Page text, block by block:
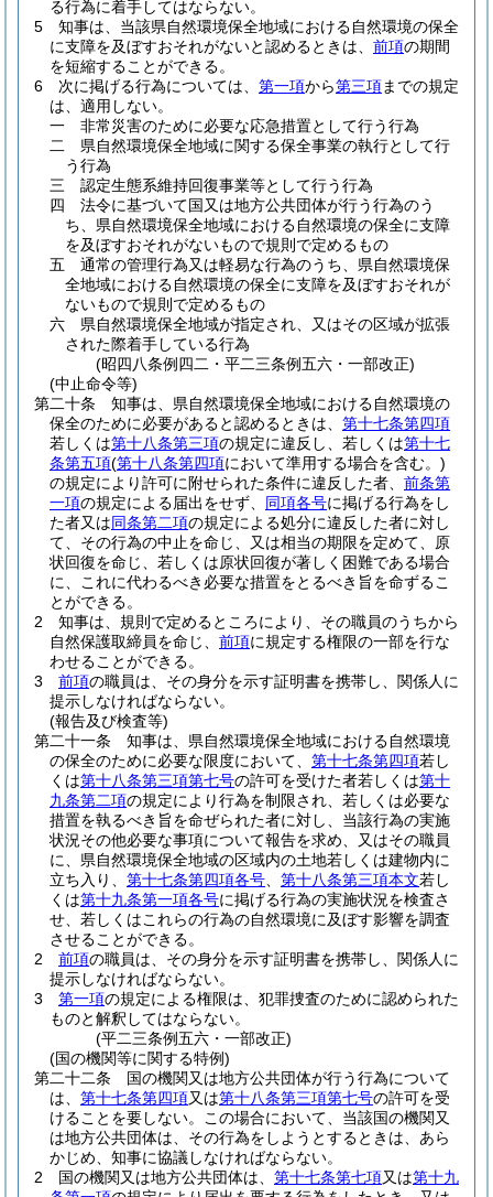
る行為に着手してはならない。
5
知事は、当該県自然環境保全地域における自然環境の保全
に支障を及ぼすおそれがないと認めるときは、 前項の期間
を短縮することができる。
6
次に掲げる行為については、 第一項から第三項までの規定
は、適用しない。
一
非常災害のために必要な応急措置として行う行為
二
県自然環境保全地域に関する保全事業の執行として行
う行為
三
認定生態系維持回復事業等として行う行為
四
法令に基づいて国又は地方公共団体が行う行為のう
ち、県自然環境保全地域における自然環境の保全に支障
を及ぼすおそれがないもので規則で定めるもの
五
通常の管理行為又は軽易な行為のうち、県自然環境保
全地域における自然環境の保全に支障を及ぼすおそれが
ないもので規則で定めるもの
六
県自然環境保全地域が指定され、又はその区域が拡張
された際着手している行為
(昭四八条例四二・平二三条例五六・一部改正)
(中止命令等)
第二十条
知事は、県自然環境保全地域における自然環境の
保全のために必要があると認めるときは、 第十七条第四項
若しくは第十八条第三項の規定に違反し、若しくは第十七
条第五項(第十八条第四項において準用する場合を含む。)
の規定により許可に附せられた条件に違反した者、 前条第
一項の規定による届出をせず、 同項各号に掲げる行為をし
た者又は同条第二項の規定による処分に違反した者に対し
て、その行為の中止を命じ、又は相当の期限を定めて、原
状回復を命じ、若しくは原状回復が著しく困難である場合
に、これに代わるべき必要な措置をとるべき旨を命ずるこ
とができる。
2
知事は、規則で定めるところにより、その職員のうちから
自然保護取締員を命じ、 前項に規定する権限の一部を行な
わせることができる。
3
前項の職員は、その身分を示す証明書を携帯し、関係人に
提示しなければならない。
(報告及び検査等)
第二十一条
知事は、県自然環境保全地域における自然環境
の保全のために必要な限度において、 第十七条第四項若し
くは第十八条第三項第七号の許可を受けた者若しくは第十
九条第二項の規定により行為を制限され、若しくは必要な
措置を執るべき旨を命ぜられた者に対し、当該行為の実施
状況その他必要な事項について報告を求め、又はその職員
に、県自然環境保全地域の区域内の土地若しくは建物内に
立ち入り、 第十七条第四項各号 第十八条第三項本文若し
くは第十九条第一項各号に掲げる行為の実施状況を検査さ
せ、若しくはこれらの行為の自然環境に及ぼす影響を調査
させることができる。
2
前項の職員は、その身分を示す証明書を携帯し、関係人に
提示しなければならない。
3
第一項の規定による権限は、犯罪捜査のために認められた
ものと解釈してはならない。
(平二三条例五六・一部改正)
(国の機関等に関する特例)
第二十二条
国の機関又は地方公共団体が行う行為について
は、 第十七条第四項又は第十八条第三項第七号の許可を受
けることを要しない。
この場合において、当該国の機関又
は地方公共団体は、その行為をしようとするときは、あら
かじめ、知事に協議しなければならない。
2
国の機関又は地方公共団体は、 第十七条第七項又は第十九